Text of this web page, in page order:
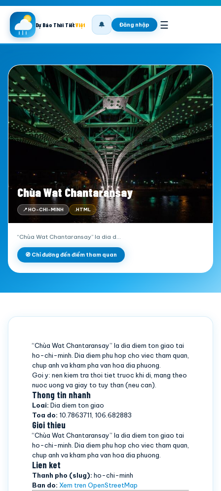
Dự Báo Thời TiếtViệt 🔔 Đăng nhập ☰
Chùa Wat Chantaransay
📍 HO-CHI-MINH .HTML
“Chùa Wat Chantaransay” la dia d…
🧭 Chỉ đường đến điểm tham quan
“Chùa Wat Chantaransay” la dia diem ton giao tai
ho-chi-minh. Dia diem phu hop cho viec tham quan,
chup anh va kham pha van hoa dia phuong.
Goi y: nen kiem tra thoi tiet truoc khi di, mang theo
nuoc uong va giay to tuy than (neu can).
Thong tin nhanh
Loai: Dia diem ton giao
Toa do: 10.7863711, 106.682883
Gioi thieu
“Chùa Wat Chantaransay” la dia diem ton giao tai
ho-chi-minh. Dia diem phu hop cho viec tham quan,
chup anh va kham pha van hoa dia phuong.
Lien ket
Thanh pho (slug): ho-chi-minh
Ban do: Xem tren OpenStreetMap